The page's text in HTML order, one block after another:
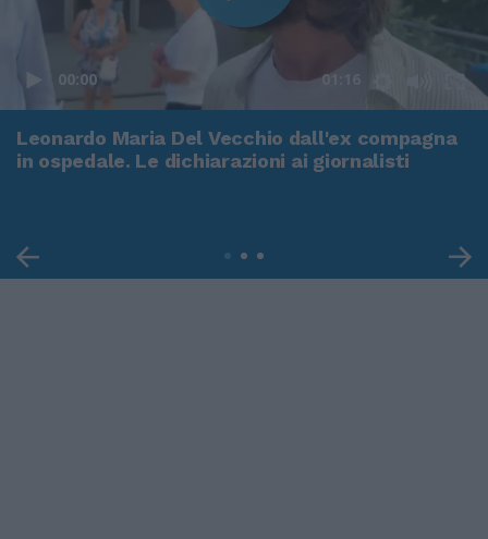
00:00 01:16
Leonardo Maria Del Vecchio dall'ex compagna
in ospedale. Le dichiarazioni ai giornalisti